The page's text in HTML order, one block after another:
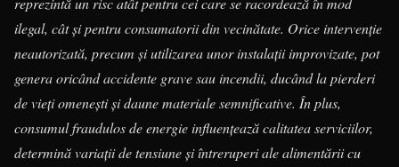
ilegal, cât și pentru consumatorii din vecinătate. Orice intervenție
neautorizată, precum și utilizarea unor instalații improvizate, pot
genera oricând accidente grave sau incendii, ducând la pierderi
de vieți omenești și daune materiale semnificative. În plus,
consumul fraudulos de energie influențează calitatea serviciilor,
determină variații de tensiune și întreruperi ale alimentării cu